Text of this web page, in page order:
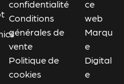
confidentialité
Conditions
générales de
vente
Politique de
cookies
ce
web
Marqu
e
Digital
e